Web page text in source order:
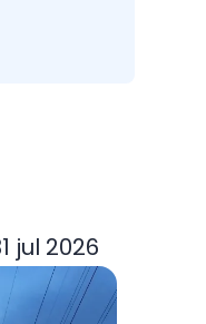
Guia
per què
jul 2026